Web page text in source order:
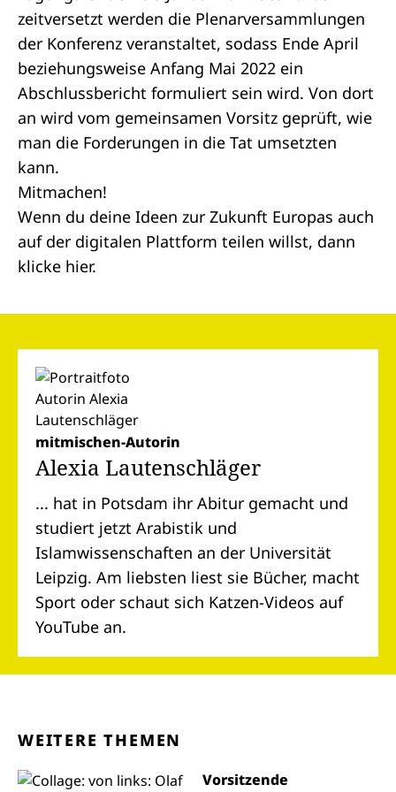
zeitversetzt werden die Plenarversammlungen
der Konferenz veranstaltet, sodass Ende April
beziehungsweise Anfang Mai 2022 ein
Abschlussbericht formuliert sein wird. Von dort
an wird vom gemeinsamen Vorsitz geprüft, wie
man die Forderungen in die Tat umsetzten
kann.
Mitmachen!
Wenn du deine Ideen zur Zukunft Europas auch
auf der digitalen Plattform teilen willst, dann
klicke hier.
mitmischen-Autorin
Alexia Lautenschläger
... hat in Potsdam ihr Abitur gemacht und
studiert jetzt Arabistik und
Islamwissenschaften an der Universität
Leipzig. Am liebsten liest sie Bücher, macht
Sport oder schaut sich Katzen-Videos auf
YouTube an.
WEITERE THEMEN
Vorsitzende